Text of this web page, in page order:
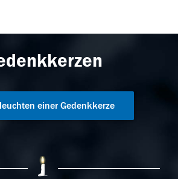
einer Gedenkkerze